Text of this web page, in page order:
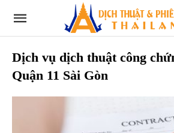
Dịch vụ dịch thuật công
Quận 11 Sài Gòn